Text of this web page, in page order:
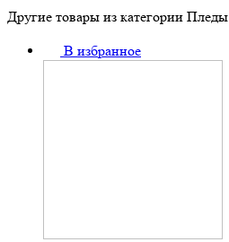
Другие товары из категории Пледы
В избранное